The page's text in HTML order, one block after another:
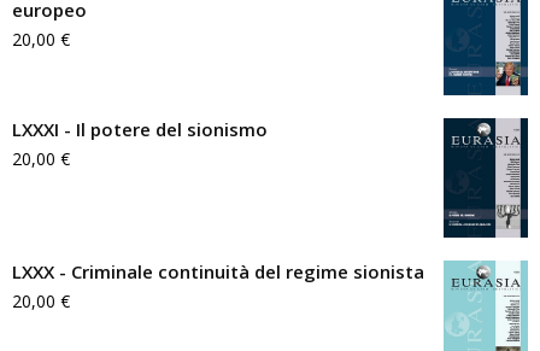
europeo
20,00 €
LXXXI - Il potere del sionismo
20,00 €
LXXX - Criminale continuità del regime sionista
20,00 €